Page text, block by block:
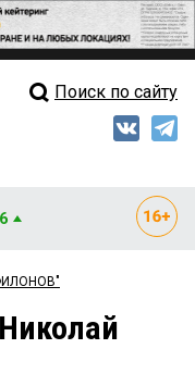
выпуск
Поиск по сайту